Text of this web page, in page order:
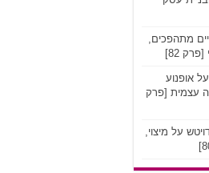
מתהפכים,
82]
אופנוע
עצמית [פרק
על מיצוי,